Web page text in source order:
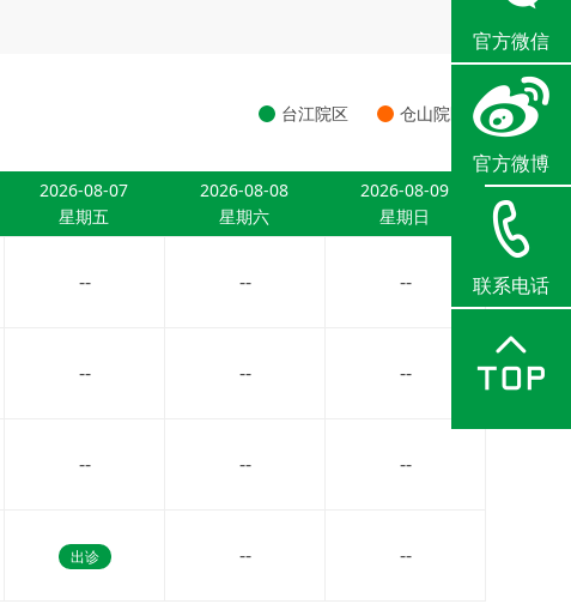
台江院区 仓山院区
2026-08-07
星期五
2026-08-08
星期六
2026-08-09
星期日
-- -- --
-- -- --
-- -- --
出诊 -- --
官方微信
官方微博
联系电话